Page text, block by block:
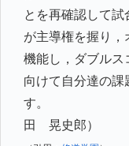
とを再確認して
が主導権を握り
機能し，ダブルス
向けて自分達の課
す。
田 晃史郎）